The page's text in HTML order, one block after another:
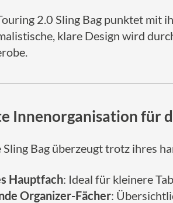
2.0 Sling Bag punktet mit
klare Design wird
Innenorganisation für
Sling Bag überzeugt trotz ihres
Hauptfach: Ideal für kleinere
Organizer-Fächer: